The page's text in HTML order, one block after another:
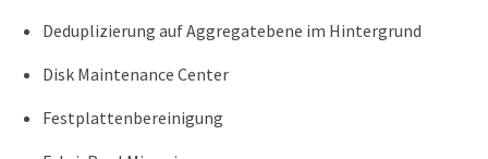
Deduplizierung auf Aggregatebene im Hintergrund
Disk Maintenance Center
Festplattenbereinigung